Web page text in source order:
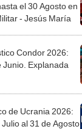
el 30 Agosto en
- Jesús María
Condor 2026:
Junio. Explanada
de Ucrania 2026:
al 31 de Agosto